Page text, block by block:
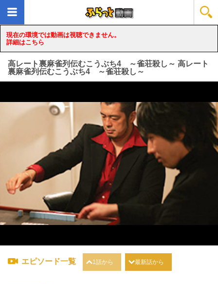
現在の環境では動画は視聴できません。
詳細はこちら
高レート裏麻雀列伝むこうぶち4 ～雀荘殺し～ 高レート
裏麻雀列伝むこうぶち4 ～雀荘殺し～
loading...
エピソード一覧 1話から 最新話から